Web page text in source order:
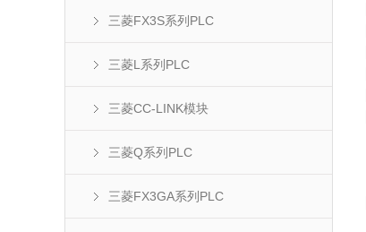
三菱FX3S系列PLC
三菱L系列PLC
三菱CC-LINK模块
三菱Q系列PLC
三菱FX3GA系列PLC